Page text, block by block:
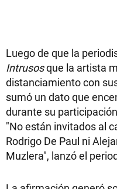
Luego de que la
Intrusosque la artista
distanciamiento con
sumó un dato que
durante su
"No están invitados al
Rodrigo De Paul ni
Muzlera", lanzó el